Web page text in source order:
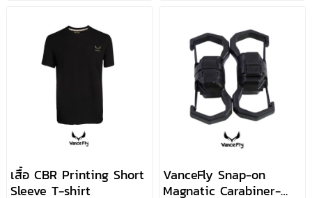
Tactical Polo...
Shirt
Tactical Shirt
เสื้อ CBR Printing Short
Sleeve T-shirt
VanceFly Snap-on
Magnatic Carabiner-